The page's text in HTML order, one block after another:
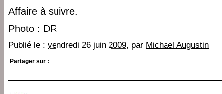
Affaire à suivre.
Photo : DR
Publié le : vendredi 26 juin 2009, par Michael Augustin
Partager sur :